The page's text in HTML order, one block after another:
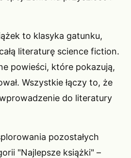
to klasyka gatunku,
literaturę science fiction.
powieści, które pokazują,
Wszystkie łączy to, że
do literatury
pozostałych
"Najlepsze książki" –